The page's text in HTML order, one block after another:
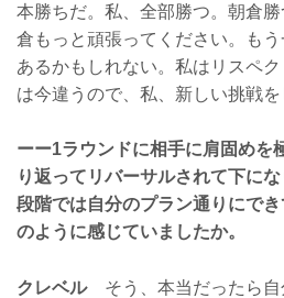
本勝ちだ。私、全部勝つ。朝倉
倉もっと頑張ってください。も
あるかもしれない。私はリスペ
は今違うので、私、新しい挑戦を
ーー1ラウンドに相手に肩固めを
り返ってリバーサルされて下に
段階では自分のプラン通りにで
のように感じていましたか。
クレベルそう、本当だったら自